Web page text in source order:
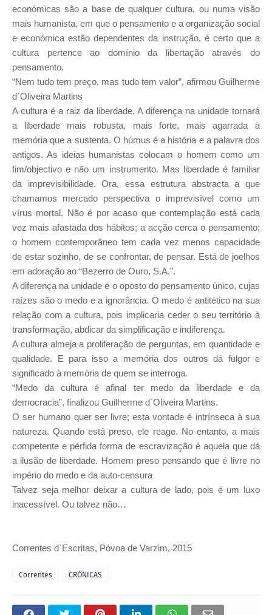
económicas são a base de qualquer cultura, ou numa visão
mais humanista, em que o pensamento e a organização social
e económica estão dependentes da instrução, é certo que a
cultura pertence ao domínio da libertação através do
pensamento.
“Nem tudo tem preço, mas tudo tem valor”, afirmou Guilherme
d`Oliveira Martins
A cultura é a raiz da liberdade. A diferença na unidade tornará
a liberdade mais robusta, mais forte, mais agarrada à
memória que a sustenta. O húmus é a história e a palavra dos
antigos. As ideias humanistas colocam o homem como um
fim/objectivo e não um instrumento. Mas liberdade é familiar
da imprevisibilidade. Ora, essa estrutura abstracta a que
chamamos mercado perspectiva o imprevisível como um
vírus mortal. Não é por acaso que contemplação está cada
vez mais afastada dos hábitos; a acção cerca o pensamento;
o homem contemporâneo tem cada vez menos capacidade
de estar sozinho, de se confrontar, de pensar. Está de joelhos
em adoração ao “Bezerro de Ouro, S.A.”.
A diferença na unidade é o oposto do pensamento único, cujas
raízes são o medo e a ignorância. O medo é antitético na sua
relação com a cultura, pois implicaria ceder o seu território à
transformação, abdicar da simplificação e indiferença.
A cultura almeja a proliferação de perguntas, em quantidade e
qualidade. E para isso a memória dos outros dá fulgor e
significado à memória de quem se interroga.
“Medo da cultura é afinal ter medo da liberdade e da
democracia”, finalizou Guilherme d`Oliveira Martins.
O ser humano quer ser livre; esta vontade é intrínseca à sua
natureza. Quando está preso, ele reage. No entanto, a mais
competente e pérfida forma de escravização é aquela que dá
a ilusão de liberdade. Homem preso pensando que é livre no
império do medo e da auto-censura
Talvez seja melhor deixar a cultura de lado, pois é um luxo
inacessível. Ou talvez não…
Correntes d`Escritas, Póvoa de Varzim, 2015
Correntes CRÓNICAS